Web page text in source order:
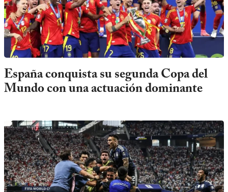
España conquista su segunda Copa del
Mundo con una actuación dominante